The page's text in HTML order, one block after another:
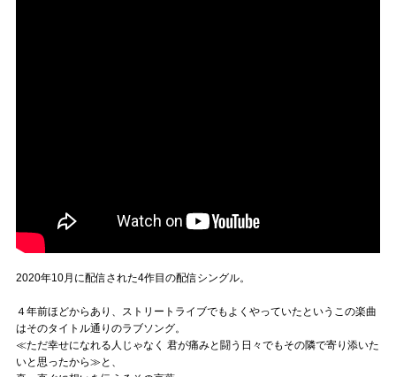
2020年10月に配信された4作目の配信シングル。
４年前ほどからあり、ストリートライブでもよくやっていたというこの楽曲
はそのタイトル通りのラブソング。
≪ただ幸せになれる人じゃなく 君が痛みと闘う日々でもその隣で寄り添いた
いと思ったから≫と、